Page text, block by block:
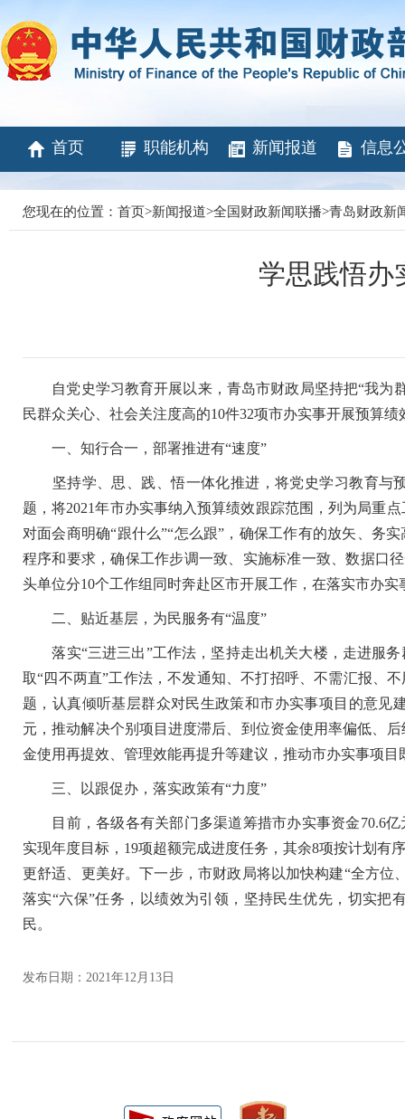
首页 职能机构 新闻报道 信息
您现在的位置： 首页>新闻报道>全国财政新闻联播>青岛财政新
学思践悟办
自党史学习教育开展以来，青岛市财政局坚持把“我为
民群众关心、社会关注度高的10件32项市办实事开展预算
一、知行合一，部署推进有“速度”
坚持学、思、践、悟一体化推进，将党史学习教育与
题，将2021年市办实事纳入预算绩效跟踪范围，列为局重
对面会商明确“跟什么”“怎么跟”，确保工作有的放矢、务
程序和要求，确保工作步调一致、实施标准一致、数据口
头单位分10个工作组同时奔赴区市开展工作，在落实市办
二、贴近基层，为民服务有“温度”
落实“三进三出”工作法，坚持走出机关大楼，走进服务
取“四不两直”工作法，不发通知、不打招呼、不需汇报、
题，认真倾听基层群众对民生政策和市办实事项目的意见
元，推动解决个别项目进度滞后、到位资金使用率偏低、
金使用再提效、管理效能再提升等建议，推动市办实事项
三、以跟促办，落实政策有“力度”
目前，各级各有关部门多渠道筹措市办实事资金70.6亿
实现年度目标，19项超额完成进度任务，其余8项按计划有
更舒适、更美好。下一步，市财政局将以加快构建“全方位
落实“六保”任务，以绩效为引领，坚持民生优先，切实
民。
发布日期：2021年12月13日